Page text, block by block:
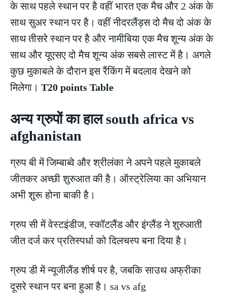
के साथ पहले स्थान पर है वहीं भारत एक मैच और 2 अंक के
साथ सुअर स्थान पर है। वहीं नीदरलैंड्स दो मैच दो अंक के
साथ तीसरे स्थान पर है और नामीबिया एक मैच शून्य अंक के
साथ और यूएसए दो मैच शून्य अंक सबसे लास्ट में है। अगले
कुछ मुकाबले के दौरान इस रैंकिंग में बदलाव देखने को
मिलेगा। T20 points Table
अन्य ग्रुपों का हाल south africa vs
afghanistan
ग्रुप बी में जिम्बाब्वे और श्रीलंका ने अपने पहले मुकाबले
जीतकर अच्छी शुरुआत की है। ऑस्ट्रेलिया का अभियान
अभी शुरू होना बाकी है।
ग्रुप सी में वेस्टइंडीज, स्कॉटलैंड और इंग्लैंड ने शुरुआती
जीत दर्ज कर प्रतिस्पर्धा को दिलचस्प बना दिया है।
ग्रुप डी में न्यूजीलैंड शीर्ष पर है, जबकि साउथ अफ्रीका
दूसरे स्थान पर बना हुआ है। sa vs afg